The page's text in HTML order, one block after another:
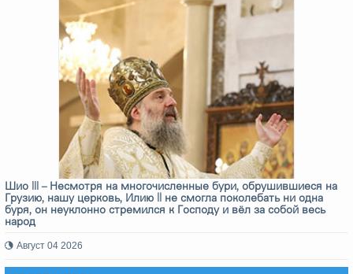
Шио III – Несмотря на многочисленные бури, обрушившиеся на
Грузию, нашу церковь, Илию II не смогла поколебать ни одна
буря, он неуклонно стремился к Господу и вёл за собой весь
народ
Август 04 2026